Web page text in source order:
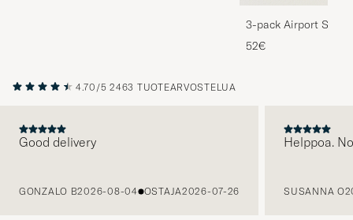
3-pack Airport
Melange
52€
4.70/5 2463 TUOTEARVOSTELUA
Good delivery
GONZALO B2026-08-04 OSTAJA2026-07-26
Helppoa.
SUSANNA O